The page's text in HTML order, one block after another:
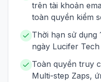
trên tài khoản
toàn quyền kiểm
Thời hạn sử dụng
ngày Lucifer
Toàn quyền truy
Multi-step Zaps,